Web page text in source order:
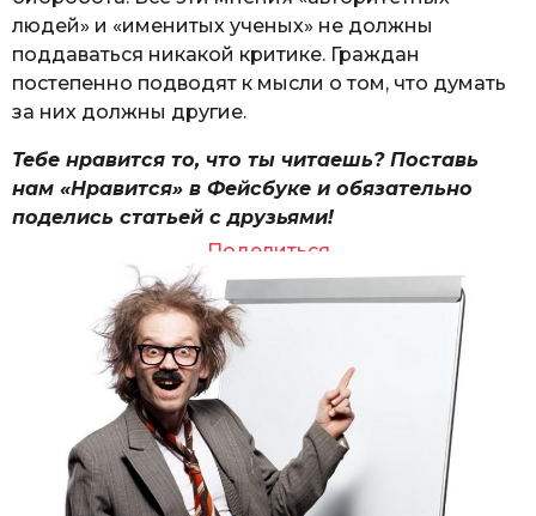
людей» и «именитых ученых» не должны
поддаваться никакой критике. Граждан
постепенно подводят к мысли о том, что думать
за них должны другие.
Тебе нравится то, что ты читаешь? Поставь
нам «Нравится» в Фейсбуке и обязательно
поделись статьей с друзьями!
Поделиться